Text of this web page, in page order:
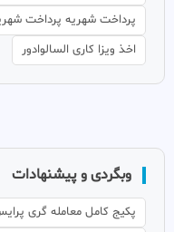
پرداخت شهریه پرداخت شهریه
اخذ ویزا کاری السالوادور
وبگردی و پیشنهادات
پکیج کامل معامله گری